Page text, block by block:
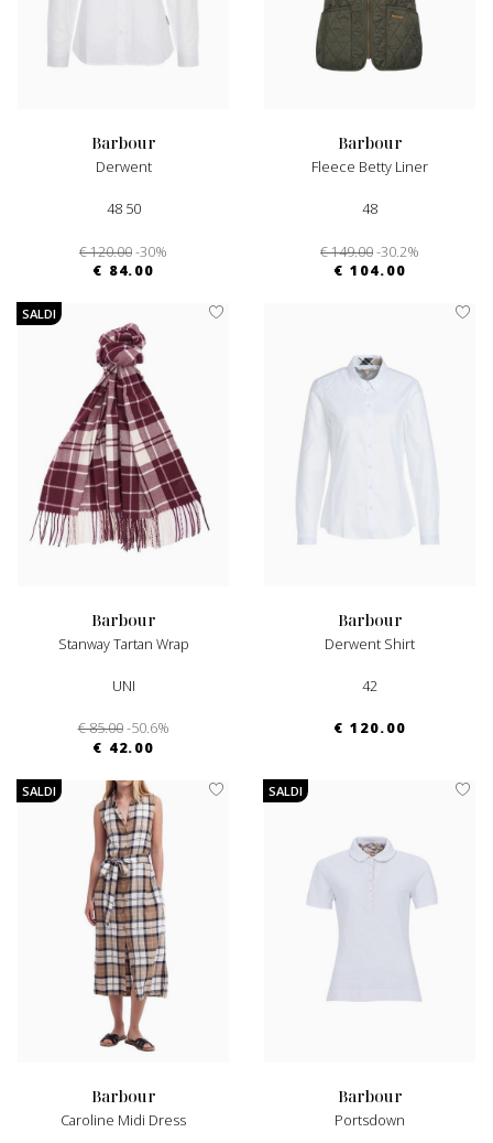
barbour
Derwent
48 50
€ 120.00-30%
€ 84.00
barbour
Fleece Betty Liner
48
€ 149.00-30.2%
€ 104.00
SALDI
barbour
Stanway Tartan Wrap
UNI
€ 85.00 -50.6%
€ 42.00
barbour
Derwent Shirt
42
€ 120.00
SALDI
barbour
Caroline Midi Dress
SALDI
barbour
Portsdown